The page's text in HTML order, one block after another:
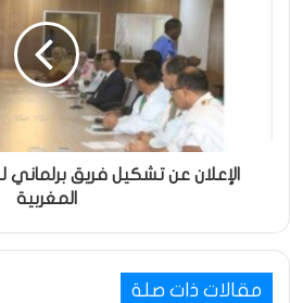
الإعلان عن تشكيل فريق برلماني
المغربية
مقالات ذات صلة